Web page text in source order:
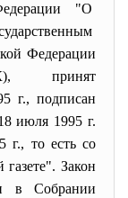
"О
Федерации
принят
г., подписан
июля 1995 г.
г., то есть со
Закон
в Собрании